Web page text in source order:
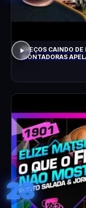
PREÇOS CAINDO
MONTADORAS
28